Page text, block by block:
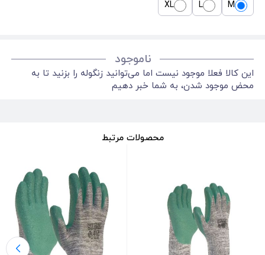
M
L
XL
ناموجود
این کالا فعلا موجود نیست اما می‌توانید زنگوله را بزنید تا به
محض موجود شدن، به شما خبر دهیم
محصولات مرتبط